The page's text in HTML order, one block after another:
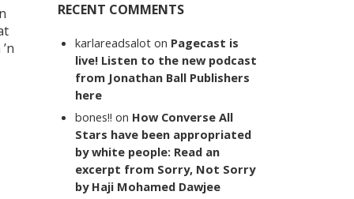
RECENT COMMENTS
karlareadsalot on Pagecast is
live! Listen to the new podcast
from Jonathan Ball Publishers
here
bones!! on How Converse All
Stars have been appropriated
by white people: Read an
excerpt from Sorry, Not Sorry
by Haji Mohamed Dawjee